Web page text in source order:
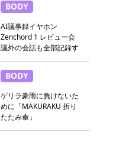
BODY
AI議事録イヤホン
Zenchord 1 レビュー会
議外の会話も全部記録す
BODY
ゲリラ豪雨に負けないた
めに「MAKURAKU 折り
たたみ傘」